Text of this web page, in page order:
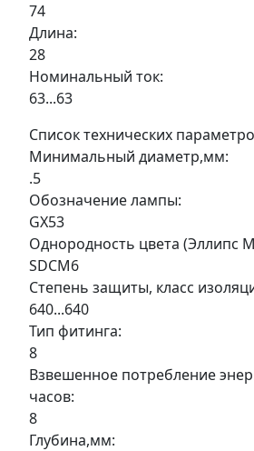
74
Длина:
28
Номинальный ток:
63...63
Список технических
Минимальный диаметр,мм:
.5
Обозначение лампы:
GX53
Однородность цвета (Эллипс
SDCM6
Степень защиты, класс
640...640
Тип фитинга:
8
Взвешенное потребление
часов:
8
Глубина,мм: